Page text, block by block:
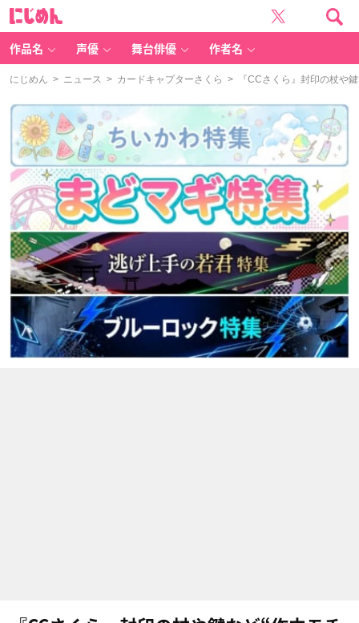
作品名 声優 舞台俳優 作者名
にじめん > ニュース > カードキャプターさくら > 『CCさくら』封印の杖や